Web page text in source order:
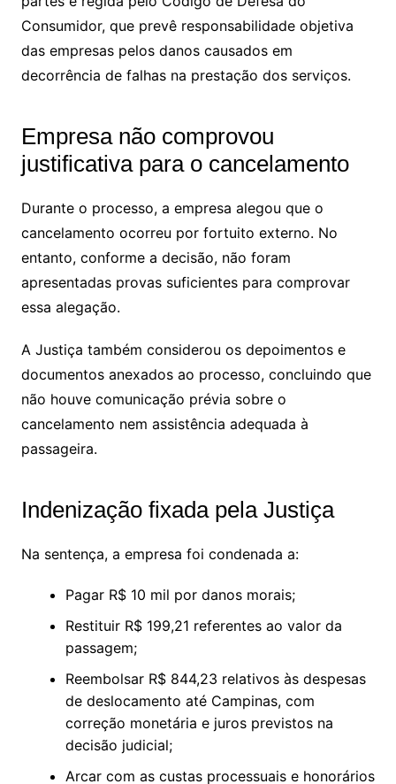
Consumidor, que prevê responsabilidade objetiva
das empresas pelos danos causados em
decorrência de falhas na prestação dos serviços.
Empresa não comprovou
justificativa para o cancelamento
Durante o processo, a empresa alegou que o
cancelamento ocorreu por fortuito externo. No
entanto, conforme a decisão, não foram
apresentadas provas suficientes para comprovar
essa alegação.
A Justiça também considerou os depoimentos e
documentos anexados ao processo, concluindo que
não houve comunicação prévia sobre o
cancelamento nem assistência adequada à
passageira.
Indenização fixada pela Justiça
Na sentença, a empresa foi condenada a:
Pagar R$ 10 mil por danos morais;
Restituir R$ 199,21 referentes ao valor da
passagem;
Reembolsar R$ 844,23 relativos às despesas
de deslocamento até Campinas, com
correção monetária e juros previstos na
decisão judicial;
Arcar com as custas processuais e honorários